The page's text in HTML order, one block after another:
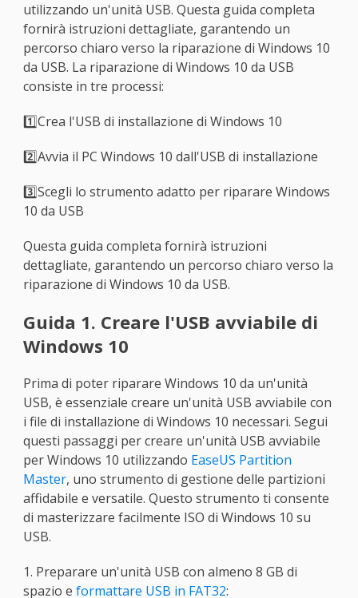
utilizzando un'unità USB. Questa guida completa
fornirà istruzioni dettagliate, garantendo un
percorso chiaro verso la riparazione di Windows 10
da USB. La riparazione di Windows 10 da USB
consiste in tre processi:
1️⃣Crea l'USB di installazione di Windows 10
2️⃣Avvia il PC Windows 10 dall'USB di installazione
3️⃣Scegli lo strumento adatto per riparare Windows
10 da USB
Questa guida completa fornirà istruzioni
dettagliate, garantendo un percorso chiaro verso la
riparazione di Windows 10 da USB.
Guida 1. Creare l'USB avviabile di
Windows 10
Prima di poter riparare Windows 10 da un'unità
USB, è essenziale creare un'unità USB avviabile con
i file di installazione di Windows 10 necessari. Segui
questi passaggi per creare un'unità USB avviabile
per Windows 10 utilizzando EaseUS Partition
Master, uno strumento di gestione delle partizioni
affidabile e versatile. Questo strumento ti consente
di masterizzare facilmente ISO di Windows 10 su
USB.
1. Preparare un'unità USB con almeno 8 GB di
spazio e formattare USB in FAT32: